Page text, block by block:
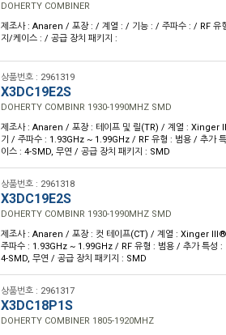
DOHERTY COMBINER
제조사 : Anaren / 포장 : / 계열 : / 기능 : / 주파수 : / RF 유
지/케이스 : / 공급 장치 패키지 :
상품번호 : 2961319
X3DC19E2S
DOHERTY COMBINR 1930-1990MHZ SMD
제조사 : Anaren / 포장 : 테이프 및 릴(TR) / 계열 : Xinger
기 / 주파수 : 1.93GHz ~ 1.99GHz / RF 유형 : 범용 / 추가
이스 : 4-SMD, 무연 / 공급 장치 패키지 : SMD
상품번호 : 2961318
X3DC19E2S
DOHERTY COMBINR 1930-1990MHZ SMD
제조사 : Anaren / 포장 : 컷 테이프(CT) / 계열 : Xinger
주파수 : 1.93GHz ~ 1.99GHz / RF 유형 : 범용 / 추가 특성
4-SMD, 무연 / 공급 장치 패키지 : SMD
상품번호 : 2961317
X3DC18P1S
DOHERTY COMBINER 1805-1920MHZ